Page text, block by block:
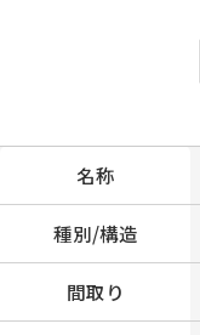
名称
種別/構造
間取り